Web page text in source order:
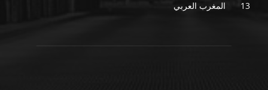
المغرب العربي
13